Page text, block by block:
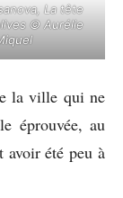
La tête
© Aurélie
la ville qui ne
éprouvée, au
été peu à